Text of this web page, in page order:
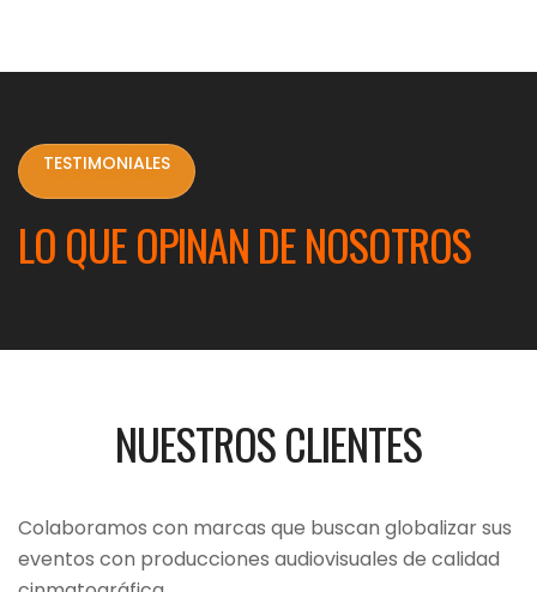
TESTIMONIALES
LO QUE OPINAN DE NOSOTROS
NUESTROS CLIENTES
Colaboramos con marcas que buscan globalizar sus
eventos con producciones audiovisuales de calidad